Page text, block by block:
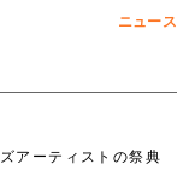
ニュース
アーティストの祭典